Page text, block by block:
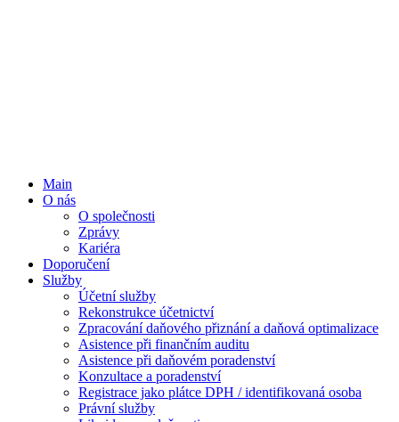
Main
O nás
O společnosti
Zprávy
Kariéra
Doporučení
Služby
Účetní služby
Rekonstrukce účetnictví
Zpracování daňového přiznání a daňová optimalizace
Asistence při finančním auditu
Asistence při daňovém poradenství
Konzultace a poradenství
Registrace jako plátce DPH / identifikovaná osoba
Právní služby